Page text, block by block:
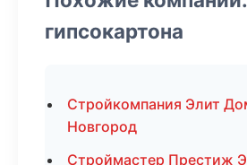
гипсокартона
Стройкомпания Элит
Новгород
Строймастер Престиж